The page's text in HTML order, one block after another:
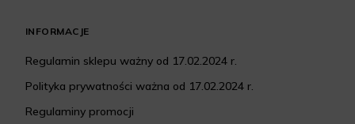
INFORMACJE
Regulamin sklepu ważny od 17.02.2024 r.
Polityka prywatności ważna od 17.02.2024 r.
Regulaminy promocji